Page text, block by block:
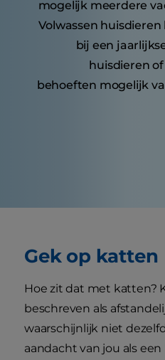
mogelijk meerdere
Volwassen
bij een
huisdieren
behoeften mogelijk
Gek op katten
Hoe zit dat met katten?
beschreven als
waarschijnlijk niet
aandacht van jou als